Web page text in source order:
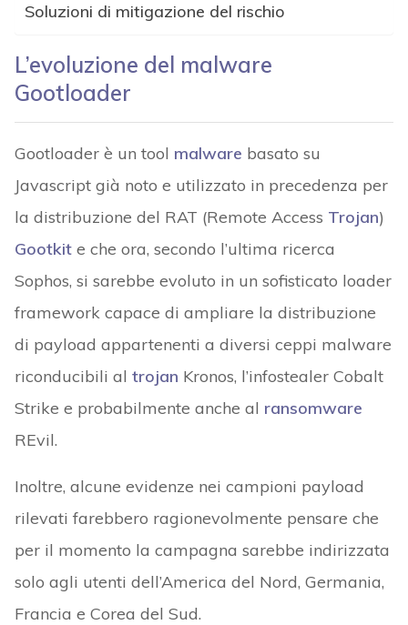
Soluzioni di mitigazione del rischio
L’evoluzione del malware
Gootloader
Gootloader è un tool malware basato su
Javascript già noto e utilizzato in precedenza per
la distribuzione del RAT (Remote Access Trojan)
Gootkite che ora, secondo l’ultima ricerca
Sophos, si sarebbe evoluto in un sofisticato loader
framework capace di ampliare la distribuzione
di payload appartenenti a diversi ceppi malware
riconducibili al trojan Kronos, l’infostealer Cobalt
Strike e probabilmente anche al ransomware
REvil.
Inoltre, alcune evidenze nei campioni payload
rilevati farebbero ragionevolmente pensare che
per il momento la campagna sarebbe indirizzata
solo agli utenti dell’America del Nord, Germania,
Francia e Corea del Sud.